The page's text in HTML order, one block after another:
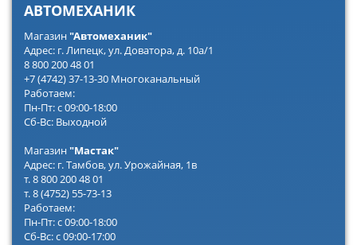
АВТОМЕХАНИК
Магазин"Автомеханик"
Адрес: г. Липецк, ул. Доватора, д. 10а/1
8 800 200 48 01
+7 (4742) 37-13-30 Многоканальный
Работаем:
Пн-Пт: с 09:00-18:00
Сб-Вс: Выходной
Магазин"Мастак"
Адрес: г. Тамбов, ул. Урожайная, 1в
т. 8 800 200 48 01
т. 8 (4752) 55-73-13
Работаем:
Пн-Пт: с 09:00-18:00
Сб-Вс: с 09:00-17:00